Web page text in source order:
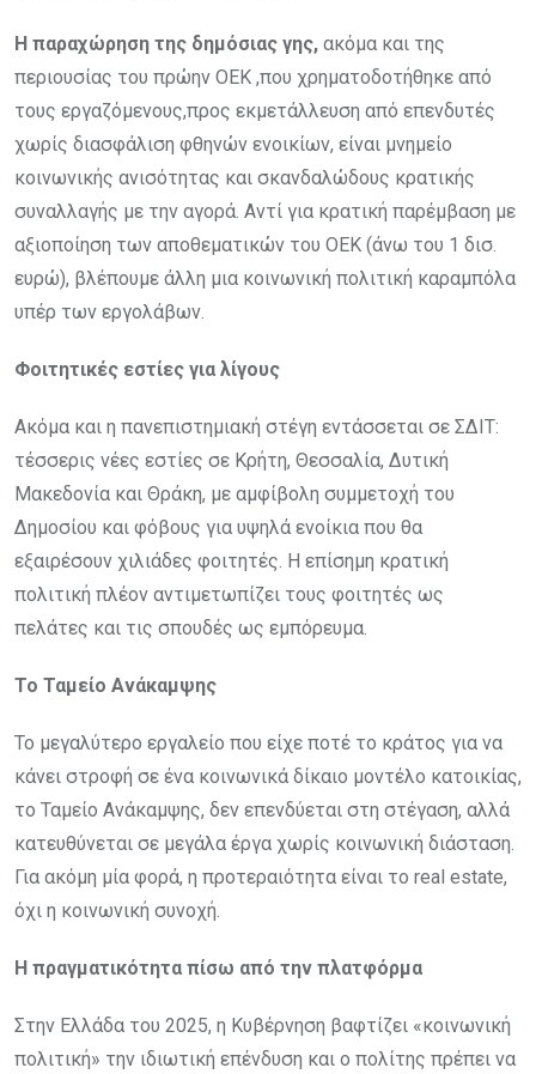
Η παραχώρηση της δημόσιας γης, ακόμα και της
περιουσίας του πρώην ΟΕΚ ,που χρηματοδοτήθηκε από
τους εργαζόμενους,προς εκμετάλλευση από επενδυτές
χωρίς διασφάλιση φθηνών ενοικίων, είναι μνημείο
κοινωνικής ανισότητας και σκανδαλώδους κρατικής
συναλλαγής με την αγορά. Αντί για κρατική παρέμβαση με
αξιοποίηση των αποθεματικών του ΟΕΚ (άνω του 1 δισ.
ευρώ), βλέπουμε άλλη μια κοινωνική πολιτική καραμπόλα
υπέρ των εργολάβων.
Φοιτητικές εστίες για λίγους
Ακόμα και η πανεπιστημιακή στέγη εντάσσεται σε ΣΔΙΤ:
τέσσερις νέες εστίες σε Κρήτη, Θεσσαλία, Δυτική
Μακεδονία και Θράκη, με αμφίβολη συμμετοχή του
Δημοσίου και φόβους για υψηλά ενοίκια που θα
εξαιρέσουν χιλιάδες φοιτητές. Η επίσημη κρατική
πολιτική πλέον αντιμετωπίζει τους φοιτητές ως
πελάτες και τις σπουδές ως εμπόρευμα.
Το Ταμείο Ανάκαμψης
Το μεγαλύτερο εργαλείο που είχε ποτέ το κράτος για να
κάνει στροφή σε ένα κοινωνικά δίκαιο μοντέλο κατοικίας,
το Ταμείο Ανάκαμψης, δεν επενδύεται στη στέγαση, αλλά
κατευθύνεται σε μεγάλα έργα χωρίς κοινωνική διάσταση.
Για ακόμη μία φορά, η προτεραιότητα είναι το real estate,
όχι η κοινωνική συνοχή.
Η πραγματικότητα πίσω από την πλατφόρμα
Στην Ελλάδα του 2025, η Κυβέρνηση βαφτίζει «κοινωνική
πολιτική» την ιδιωτική επένδυση και ο πολίτης πρέπει να